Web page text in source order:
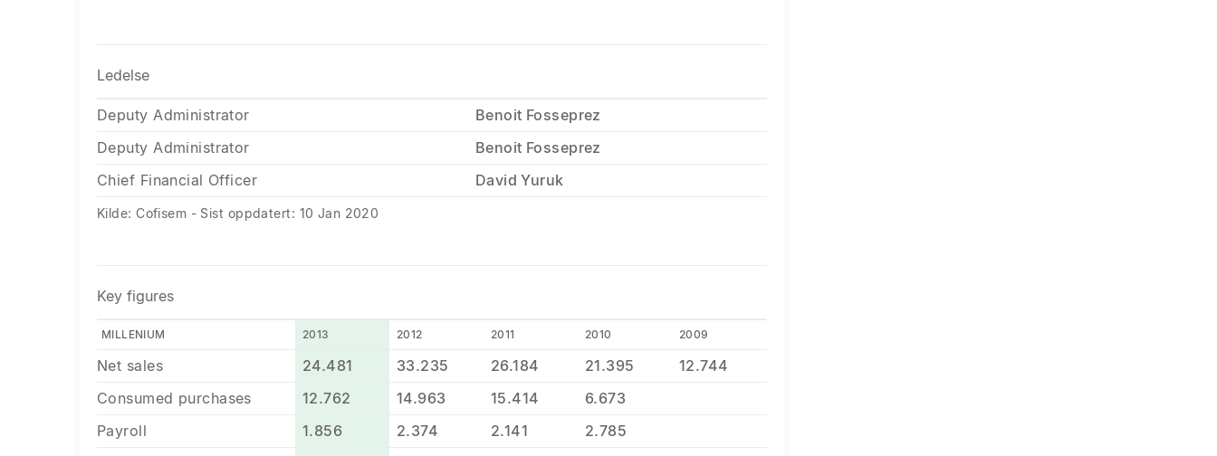
Ledelse
Deputy Administrator
Benoit Fosseprez
Deputy Administrator
Benoit Fosseprez
Chief Financial Officer
David Yuruk
Kilde: Cofisem - Sist oppdatert: 10 Jan 2020
Key figures
MILLENIUM 2013 2012 2011 2010 2009
Net sales 24.481 33.235 26.184 21.395
12.744
Consumed purchases
12.762 14.963 15.414
6.673
Payroll
1.856 2.374 2.141
2.785